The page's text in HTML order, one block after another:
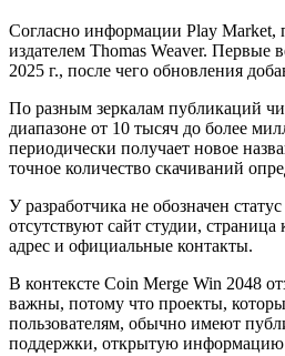
Согласно информации Play
издателем Thomas Weaver. Первые
2025 г., после чего обновления
По разным зеркалам публикаций
диапазоне от 10 тысяч до более
периодически получает новое
точное количество скачиваний
У разработчика не обозначен
отсутствуют сайт студии,
адрес и официальные контакты.
В контексте Coin Merge Win 2048
важны, потому что проекты,
пользователям, обычно имеют
поддержки, открытую